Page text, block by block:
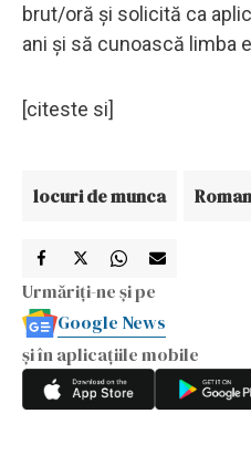
brut/oră şi solicită ca
ani şi să cunoască limba
[citeste si]
locuri de munca
Urmăriți-ne și pe
Google News
și în aplicațiile mobile